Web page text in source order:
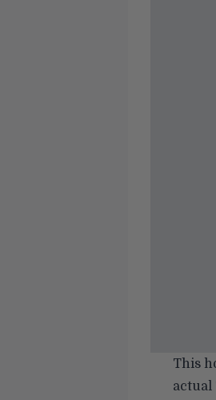
This
actual